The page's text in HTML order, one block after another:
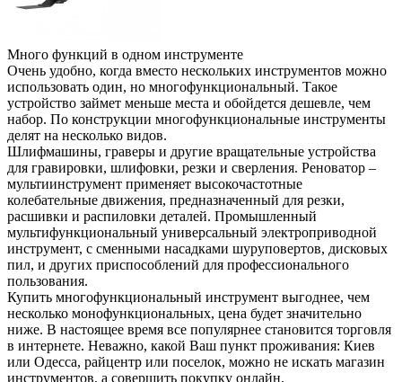
Много функций в одном инструменте
Очень удобно, когда вместо нескольких инструментов можно
использовать один, но многофункциональный. Такое
устройство займет меньше места и обойдется дешевле, чем
набор. По конструкции многофункциональные инструменты
делят на несколько видов.
Шлифмашины, граверы и другие вращательные устройства
для гравировки, шлифовки, резки и сверления. Реноватор –
мультиинструмент применяет высокочастотные
колебательные движения, предназначенный для резки,
расшивки и распиловки деталей. Промышленный
мультифункциональный универсальный электроприводной
инструмент, с сменными насадками шуруповертов, дисковых
пил, и других приспособлений для профессионального
пользования.
Купить многофункциональный инструмент выгоднее, чем
несколько монофункциональных, цена будет значительно
ниже. В настоящее время все популярнее становится торговля
в интернете. Неважно, какой Ваш пункт проживания: Киев
или Одесса, райцентр или поселок, можно не искать магазин
инструментов, а совершить покупку онлайн.